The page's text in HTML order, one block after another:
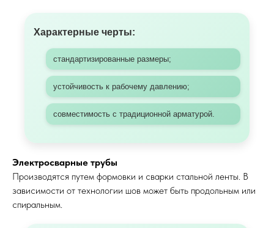
Характерные черты:
стандартизированные размеры;
устойчивость к рабочему давлению;
совместимость с традиционной арматурой.
Электросварные трубы
Производятся путем формовки и сварки стальной ленты. В
зависимости от технологии шов может быть продольным или
спиральным.